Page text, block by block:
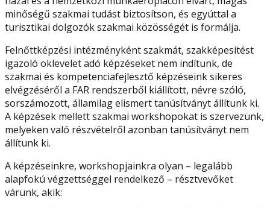
minőségű szakmai tudást biztosítson, és egyúttal a
turisztikai dolgozók szakmai közösségét is formálja.
Felnőttképzési intézményként szakmát, szakképesítést
igazoló oklevelet adó képzéseket nem indítunk, de
szakmai és kompetenciafejlesztő képzéseink sikeres
elvégzéséről a FAR rendszerből kiállított, névre szóló,
sorszámozott, államilag elismert tanúsítványt állítunk ki.
A képzések mellett szakmai workshopokat is szervezünk,
melyeken való részvételről azonban tanúsítványt nem
állítunk ki.
A képzéseinkre, workshopjainkra olyan – legalább
alapfokú végzettséggel rendelkező – résztvevőket
várunk, akik: